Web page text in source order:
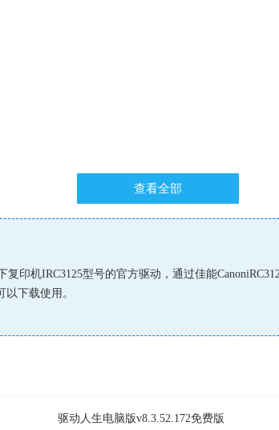
网络打印
机最新版驱动合包，包含打印驱动和扫描驱动，适
Win7/Win 8/Win 10 32/64位操作系统。
查看全部
复印机IRC3125型号的官方驱动，通过佳能
下载使用。
驱动人生电脑版v8.3.52.172免费版